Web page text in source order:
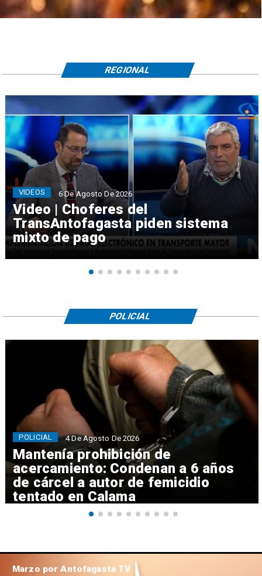
Video | Choferes del
TransAntofagasta piden sistema
mixto de pago
VIDEOS 6 De Agosto De 2026
REGIONAL
Mantenía prohibición de
acercamiento: Condenan a 6 años
de cárcel a autor de femicidio
tentado en Calama
POLICIAL 4 De Agosto De 2026
POLICIAL
Marzo por Antofagasta TV